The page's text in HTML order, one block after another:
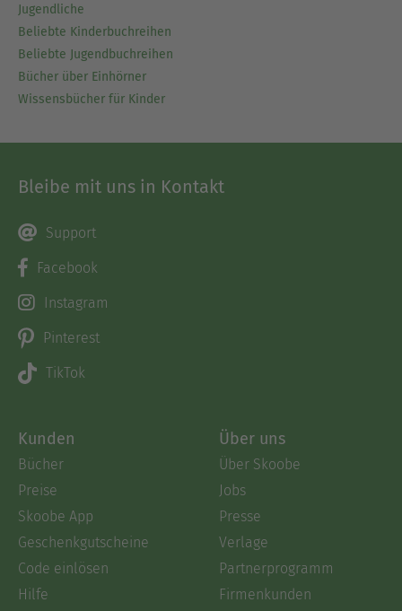
Jugendliche
Beliebte Kinderbuchreihen
Beliebte Jugendbuchreihen
Bücher über Einhörner
Wissensbücher für Kinder
Bleibe mit uns in Kontakt
Support
Facebook
Instagram
Pinterest
TikTok
Kunden
Bücher
Preise
Skoobe App
Geschenkgutscheine
Code einlösen
Hilfe
Über uns
Über Skoobe
Jobs
Presse
Verlage
Partnerprogramm
Firmenkunden